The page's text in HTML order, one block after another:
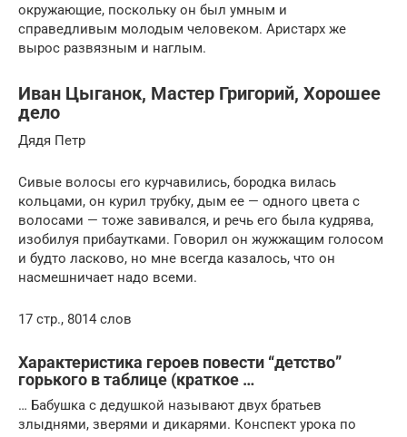
окружающие, поскольку он был умным и
справедливым молодым человеком. Аристарх же
вырос развязным и наглым.
Иван Цыганок, Мастер Григорий, Хорошее
дело
Дядя Петр
Сивые волосы его курчавились, бородка вилась
кольцами, он курил трубку, дым ее — одного цвета с
волосами — тоже завивался, и речь его была кудрява,
изобилуя прибаутками. Говорил он жужжащим голосом
и будто ласково, но мне всегда казалось, что он
насмешничает надо всеми.
17 стр., 8014 слов
Характеристика героев повести “детство”
горького в таблице (краткое …
… Бабушка с дедушкой называют двух братьев
злыднями, зверями и дикарями. Конспект урока по